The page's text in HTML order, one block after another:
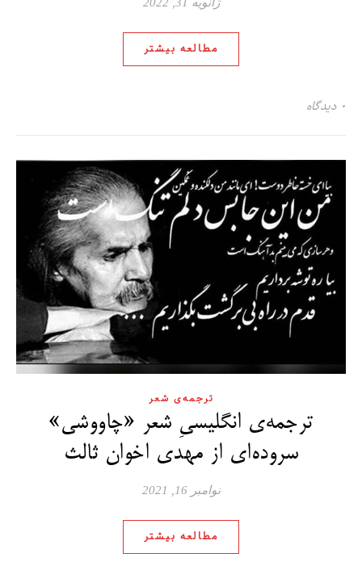
مطالعه بیشتر
۰ دیدگاه
ترجمه‌ی شعر
ترجمه‌ی انگلیسیِ شعر «چاووشی»
سروده‌ای از مهدی اخوان ثالث
نوامبر 16, 2021
مطالعه بیشتر